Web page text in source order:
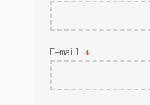
E-mail *